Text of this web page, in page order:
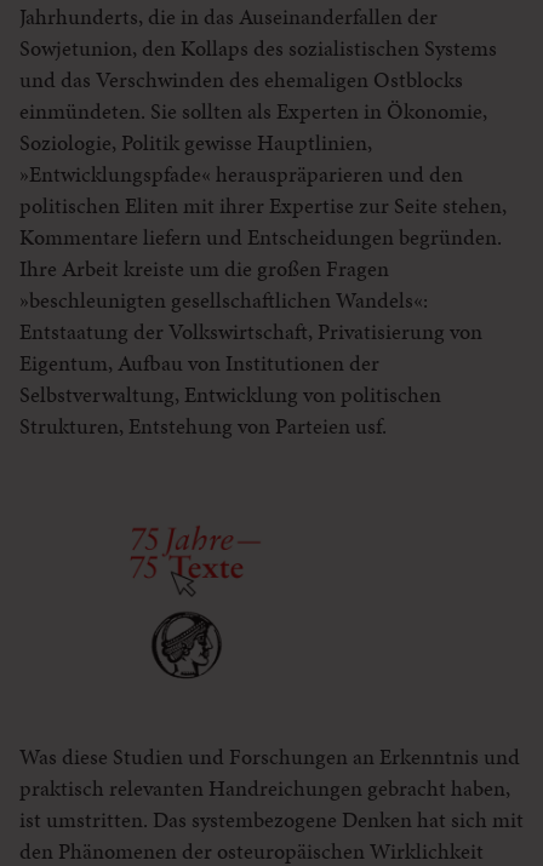
Jahrhunderts, die in das Auseinanderfallen der
Sowjetunion, den Kollaps des sozialistischen Systems
und das Verschwinden des ehemaligen Ostblocks
einmündeten. Sie sollten als Experten in Ökonomie,
Soziologie, Politik gewisse Hauptlinien,
»Entwicklungspfade« herauspräparieren und den
politischen Eliten mit ihrer Expertise zur Seite stehen,
Kommentare liefern und Entscheidungen begründen.
Ihre Arbeit kreiste um die großen Fragen
»beschleunigten gesellschaftlichen Wandels«:
Entstaatung der Volkswirtschaft, Privatisierung von
Eigentum, Aufbau von Institutionen der
Selbstverwaltung, Entwicklung von politischen
Strukturen, Entstehung von Parteien usf.
Was diese Studien und Forschungen an Erkenntnis und
praktisch relevanten Handreichungen gebracht haben,
ist umstritten. Das systembezogene Denken hat sich mit
den Phänomenen der osteuropäischen Wirklichkeit